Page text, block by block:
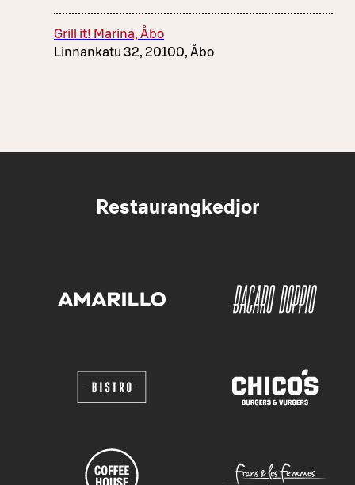
Grill it! Marina, Åbo
Linnankatu 32, 20100, Åbo
Restaurangkedjor